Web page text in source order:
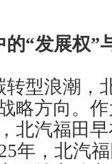
“发展权”
型浪潮，
略方向。
北汽福田
年，北汽